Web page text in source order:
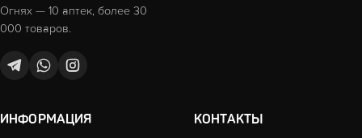
Огнях — 10 аптек, более 30
000 товаров.
ИНФОРМАЦИЯ КОНТАКТЫ